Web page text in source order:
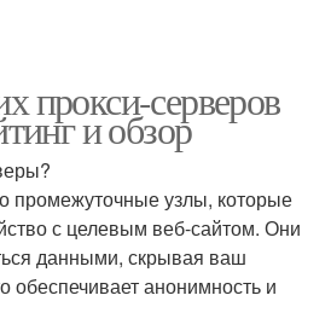
прокси-серверов
и обзор
промежуточные узлы, которые
с целевым веб-сайтом. Они
данными, скрывая ваш
обеспечивает анонимность и